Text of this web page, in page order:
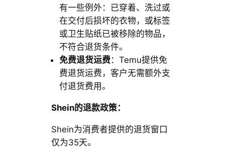
有一些例外：已穿着、洗过或
在交付后损坏的衣物，或标签
或卫生贴纸已被移除的物品，
不符合退货条件。
免费退货运费：Temu提供免
费退货运费，客户无需额外支
付退货费用。
Shein的退款政策：
Shein为消费者提供的退货窗口
仅为35天。